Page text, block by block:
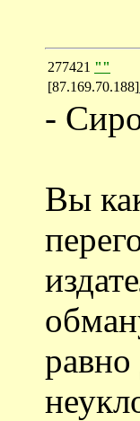
277421 ""
[87.169.70.188]
-
Вы